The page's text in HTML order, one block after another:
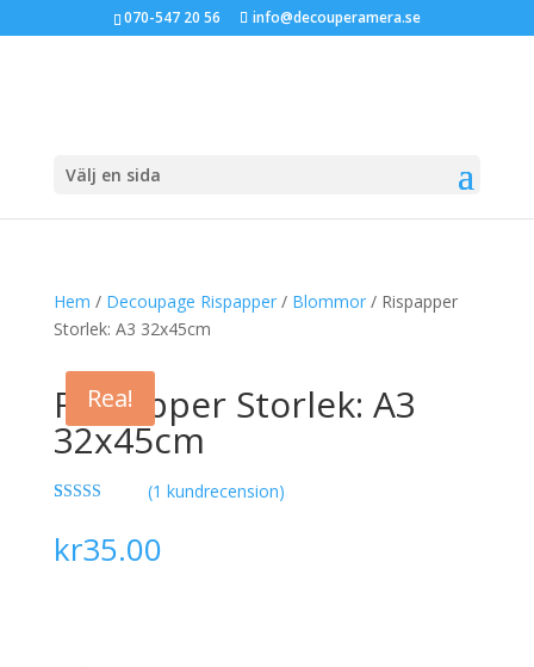
070-547 20 56 info@decouperamera.se
Välj en sida
Hem / Decoupage Rispapper/ Blommor/ Rispapper
Storlek: A3 32x45cm
Rispapper Storlek: A3
32x45cm
baserat på
kundrecensio
(1 kundrecension)
kr35.00
Rea!